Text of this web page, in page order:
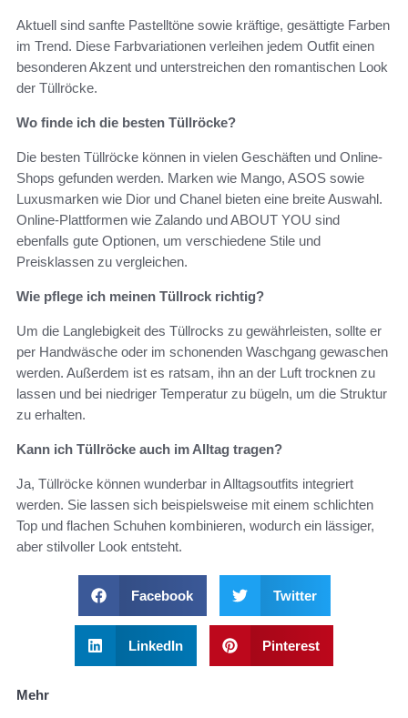
Aktuell sind sanfte Pastelltöne sowie kräftige, gesättigte Farben
im Trend. Diese Farbvariationen verleihen jedem Outfit einen
besonderen Akzent und unterstreichen den romantischen Look
der Tüllröcke.
Wo finde ich die besten Tüllröcke?
Die besten Tüllröcke können in vielen Geschäften und Online-
Shops gefunden werden. Marken wie Mango, ASOS sowie
Luxusmarken wie Dior und Chanel bieten eine breite Auswahl.
Online-Plattformen wie Zalando und ABOUT YOU sind
ebenfalls gute Optionen, um verschiedene Stile und
Preisklassen zu vergleichen.
Wie pflege ich meinen Tüllrock richtig?
Um die Langlebigkeit des Tüllrocks zu gewährleisten, sollte er
per Handwäsche oder im schonenden Waschgang gewaschen
werden. Außerdem ist es ratsam, ihn an der Luft trocknen zu
lassen und bei niedriger Temperatur zu bügeln, um die Struktur
zu erhalten.
Kann ich Tüllröcke auch im Alltag tragen?
Ja, Tüllröcke können wunderbar in Alltagsoutfits integriert
werden. Sie lassen sich beispielsweise mit einem schlichten
Top und flachen Schuhen kombinieren, wodurch ein lässiger,
aber stilvoller Look entsteht.
Facebook Twitter
LinkedIn Pinterest
Mehr